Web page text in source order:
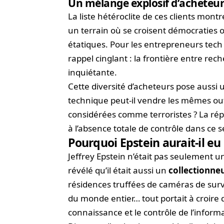
Un mélange explosif
La liste hétéroclite de ces clients
un terrain où se croisent démocraties
étatiques. Pour les entrepreneurs
rappel cinglant : la frontière entre
inquiétante.
Cette diversité d’acheteurs pose
technique peut-il vendre les mêmes
considérées comme terroristes ? La
à l’absence totale de contrôle dans ce
Pourquoi Epstein aurait-il
Jeffrey Epstein n’était pas seulement
révélé qu’il était aussi un
résidences truffées de caméras de
du monde entier… tout portait à croire
connaissance et le contrôle de